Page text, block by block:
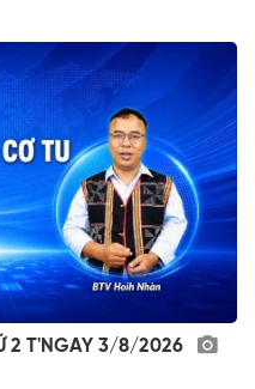
2 T'NGAY 3/8/2026